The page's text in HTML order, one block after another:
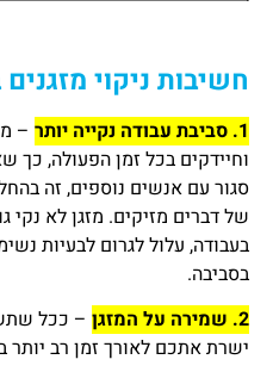
חשיבות ניקוי
1. סביבת עבודה נקייה יותר
–
וחיידקים בכל זמן הפעולה, כך
סגור עם אנשים נוספים, זה
של דברים מזיקים. מזגן לא נקי
בעבודה, עלול לגרום לבעיות
בסביבה.
2. שמירה על המזגן
– ככל
ישרת אתכם לאורך זמן רב יותר